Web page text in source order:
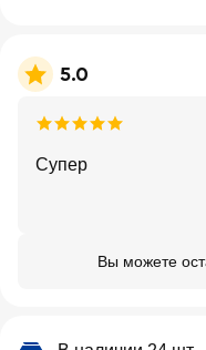
5.0
Супер
Вы можете